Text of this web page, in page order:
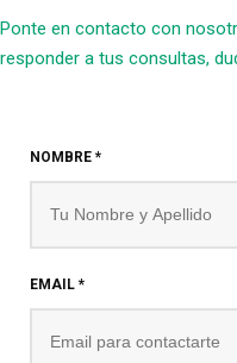
Ponte en contacto con
responder a tus consultas,
NOMBRE *
EMAIL *